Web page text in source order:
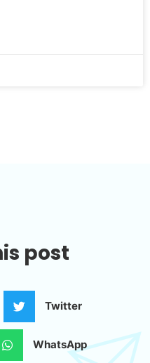
post
Twitter
WhatsApp